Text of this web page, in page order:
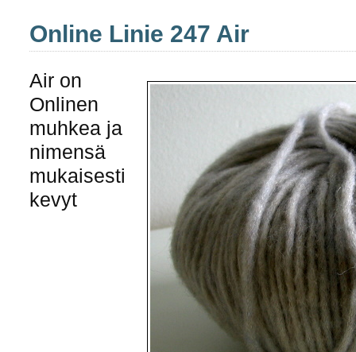
Online Linie 247 Air
Air on
Onlinen
muhkea ja
nimensä
mukaisesti
kevyt